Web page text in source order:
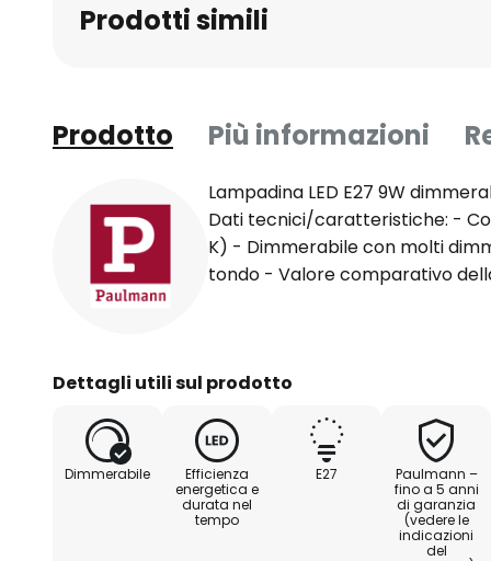
Prodotti simili
Prodotto Più informazioni
Lampadina LED E27 9W
Dati tecnici/caratteristiche: -
K) - Dimmerabile con molti
tondo - Valore comparativo
Dettagli utili sul prodotto
Dimmerabile
Efficienza
energetica e
durata nel
tempo
E27
Paulmann –
fino a 5 anni
di garanzia
(vedere le
indicazioni
del